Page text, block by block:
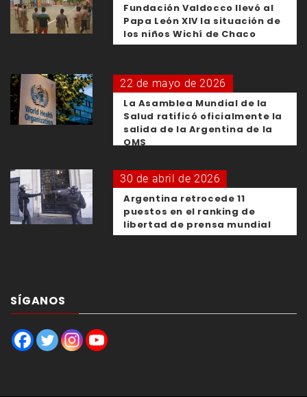
Fundación Valdocco llevó al
Papa León XIV la situación de
los niños Wichí de Chaco
22 de mayo de 2026
La Asamblea Mundial de la
Salud ratificó oficialmente la
salida de la Argentina de la
OMS
30 de abril de 2026
Argentina retrocede 11
puestos en el ranking de
libertad de prensa mundial
SÍGANOS